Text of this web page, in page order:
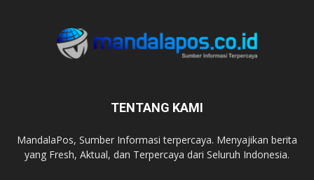
TENTANG KAMI
MandalaPos, Sumber Informasi terpercaya. Menyajikan berita
yang Fresh, Aktual, dan Terpercaya dari Seluruh Indonesia.